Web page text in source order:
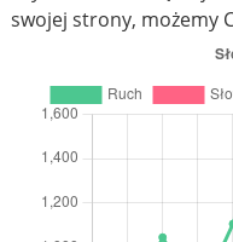
swojej strony, możemy